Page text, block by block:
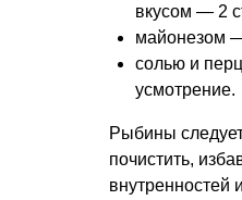
вкусом — 2
майонезом
солью и
усмотрение.
Рыбины
почистить,
внутренностей